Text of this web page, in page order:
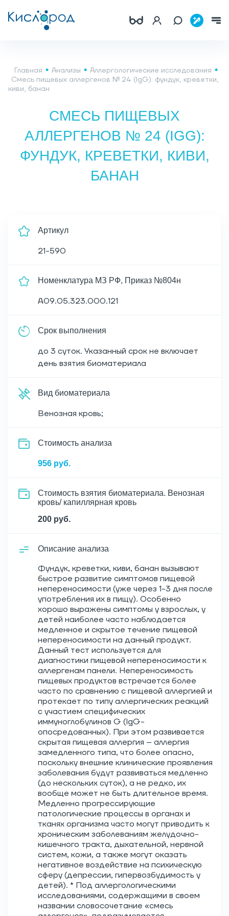
Главная Анализы
Аллергологические исследования
Смесь пищевых аллергенов № 24 (IgG): фундук, креветки,
киви, банан
СМЕСЬ ПИЩЕВЫХ
АЛЛЕРГЕНОВ № 24 (IGG):
ФУНДУК, КРЕВЕТКИ, КИВИ,
БАНАН
Артикул
21-590
Номенклатура МЗ РФ, Приказ №804н
A09.05.323.000.121
Срок выполнения
до 3 суток. Указанный срок не включает
день взятия биоматериала
Вид биоматериала
Венозная кровь;
Cтоимость анализа
956 руб.
Стоимость взятия биоматериала. Венозная
кровь/ капиллярная кровь
200 руб.
Описание анализа
Фундук, креветки, киви, банан вызывают
быстрое развитие симптомов пищевой
непереносимости (уже через 1-3 дня после
употребления их в пищу). Особенно
хорошо выражены симптомы у взрослых, у
детей наиболее часто наблюдается
медленное и скрытое течение пищевой
непереносимости на данный продукт.
Данный тест используется для
диагностики пищевой непереносимости к
аллергенам панели. Непереносимость
пищевых продуктов встречается более
часто по сравнению с пищевой аллергией и
протекает по типу аллергических реакций
с участием специфических
иммуноглобулинов G (IgG-
опосредованных). При этом развивается
скрытая пищевая аллергия – аллергия
замедленного типа, что более опасно,
поскольку внешние клинические проявления
заболевания будут развиваться медленно
(до нескольких суток), а не редко, их
вообще может не быть длительное время.
Медленно прогрессирующие
патологические процессы в органах и
тканях организма часто могут приводить к
хроническим заболеваниям желудочно-
кишечного тракта, дыхательной, нервной
систем, кожи, а также могут оказать
негативное воздействие на психическую
сферу (депрессии, гипервозбудимость у
детей). * Под аллергологическими
исследованиями, содержащими в своем
названии словосочетание «смесь